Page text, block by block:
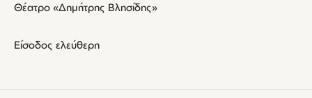
Θέατρο «Δημήτρης Βλησίδης»
Είσοδος ελεύθερη